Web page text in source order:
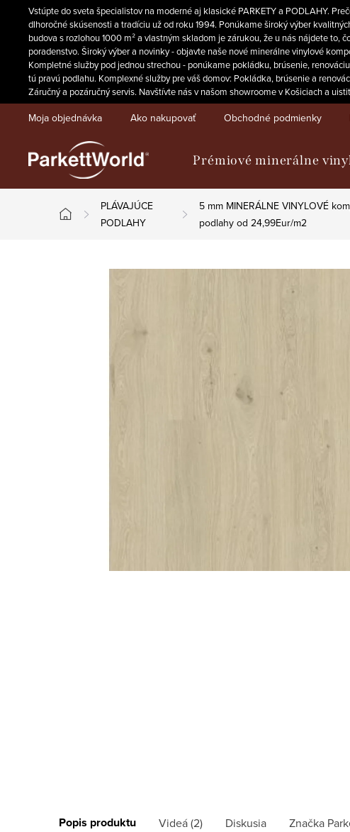
Vstúpte do sveta špecialistov na moderné aj klasické PARKETY a PODLAHY.
dlhoročné skúsenosti a tradíciu už od roku 1994. Ponúkame široký výber
budova s rozlohou 1000 m² a vlastným skladom je zárukou, že u nás nájdete
poradenstvo. Široký výber a novinky - objavte naše nové minerálne vinylové
Kompletné služby pod jednou strechou - ponúkame pokládku, brúsenie,
tú pravú podlahu. Komplexné služby pre váš domov: Pokládka, brúsenie a
Záručný a pozáručný servis. Navštívte nás v našom showroome v Košiciach a
Moja objednávka Ako nakupovať Obchodné podmienky
Prémiové minerálne
Domov
PLÁVAJÚCE
PODLAHY
5 mm MINERÁLNE VINYLOVÉ
podlahy od 24,99Eur/m2
Popis produktu Videá (2) Diskusia Značka